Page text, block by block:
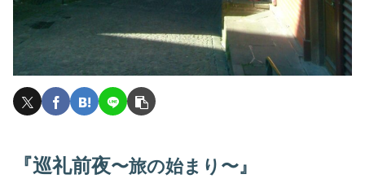
『巡礼前夜〜旅の始まり〜』